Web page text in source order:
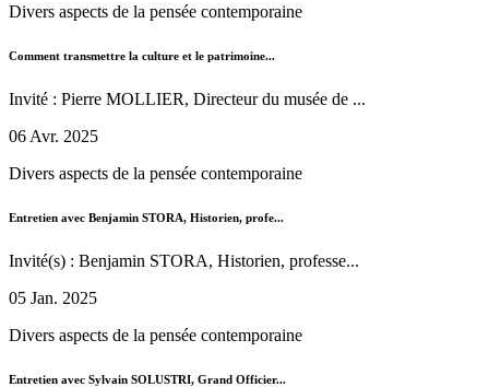
Divers aspects de la pensée contemporaine
Comment transmettre la culture et le patrimoine...
Invité : Pierre MOLLIER, Directeur du musée de ...
06 Avr. 2025
Divers aspects de la pensée contemporaine
Entretien avec Benjamin STORA, Historien, profe...
Invité(s) : Benjamin STORA, Historien, professe...
05 Jan. 2025
Divers aspects de la pensée contemporaine
Entretien avec Sylvain SOLUSTRI, Grand Officier...